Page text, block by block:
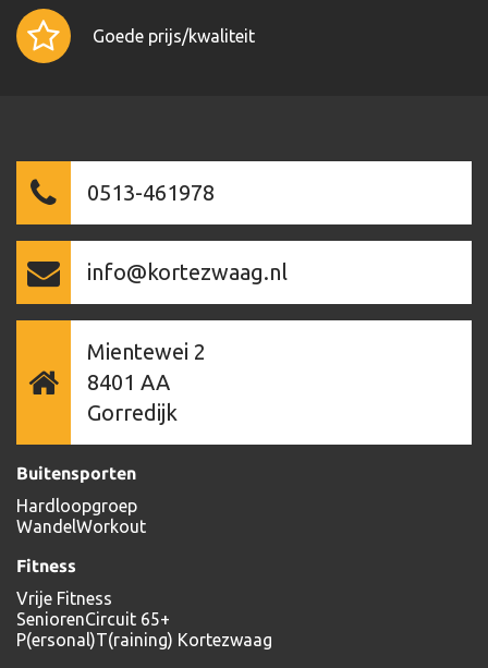
Goede prijs/kwaliteit
0513-461978
info@kortezwaag.nl
Mientewei 2
8401 AA
Gorredijk
Buitensporten
Hardloopgroep
WandelWorkout
Fitness
Vrije Fitness
SeniorenCircuit 65+
P(ersonal)T(raining) Kortezwaag